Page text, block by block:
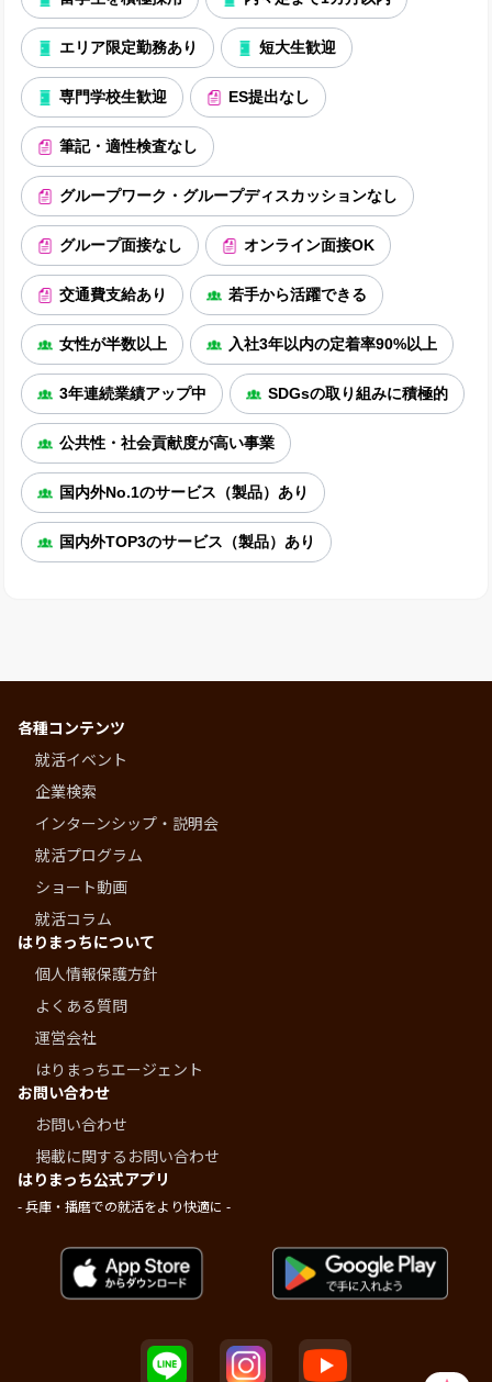
エリア限定勤務あり 短大生歓迎
専門学校生歓迎 ES提出なし
筆記・適性検査なし
グループワーク・グループディスカッションなし
グループ面接なし オンライン面接OK
交通費支給あり 若手から活躍できる
女性が半数以上 入社3年以内の定着率90%以上
3年連続業績アップ中 SDGsの取り組みに積極的
公共性・社会貢献度が高い事業
国内外No.1のサービス（製品）あり
国内外TOP3のサービス（製品）あり
各種コンテンツ
就活イベント
企業検索
インターンシップ・説明会
就活プログラム
ショート動画
就活コラム
はりまっちについて
個人情報保護方針
よくある質問
運営会社
はりまっちエージェント
お問い合わせ
お問い合わせ
掲載に関するお問い合わせ
はりまっち公式アプリ
- 兵庫・播磨での就活をより快適に -